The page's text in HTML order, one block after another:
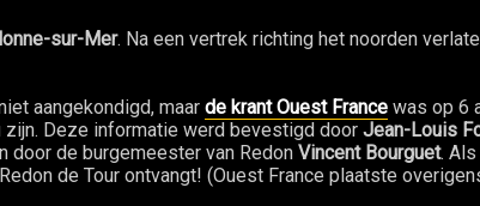
sur-Mer. Na een vertrek richting het noorden
aangekondigd, maar de krant Ouest France was op 6
Deze informatie werd bevestigd door Jean-Louis
door de burgemeester van Redon Vincent Bourguet.
de Tour ontvangt! (Ouest France plaatste